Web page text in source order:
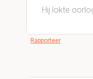
Hij lokte
Rapporteer